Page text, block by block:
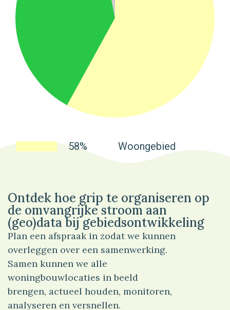
58% Woongebied
Ontdek hoe grip te organiseren op
de omvangrijke stroom aan
(geo)data bij gebiedsontwikkeling
Plan een afspraak in zodat we kunnen
overleggen over een samenwerking.
Samen kunnen we alle
woningbouwlocaties in beeld
brengen, actueel houden, monitoren,
analyseren en versnellen.